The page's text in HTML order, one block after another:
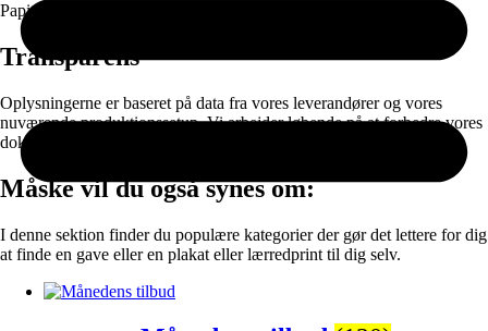
Papir og emballage kan sorteres til genanvendelse efter brug.
Transparens
Oplysningerne er baseret på data fra vores leverandører og vores
nuværende produktionssetup. Vi arbejder løbende på at forbedre vores
dokumentation og materialevalg.
Måske vil du også synes om:
I denne sektion finder du populære kategorier der gør det lettere for dig
at finde en gave eller en plakat eller lærredprint til dig selv.